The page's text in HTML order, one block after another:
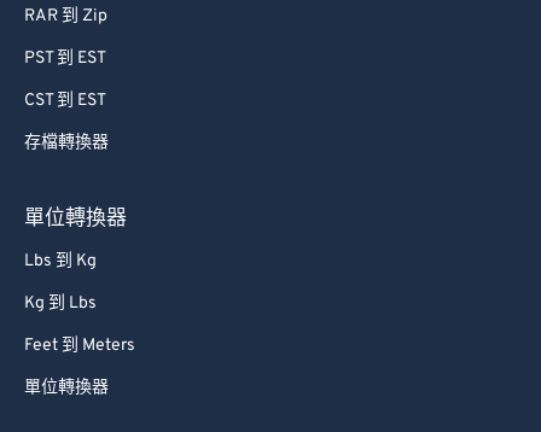
RAR 到 Zip
PST 到 EST
CST 到 EST
存檔轉換器
單位轉換器
Lbs 到 Kg
Kg 到 Lbs
Feet 到 Meters
單位轉換器